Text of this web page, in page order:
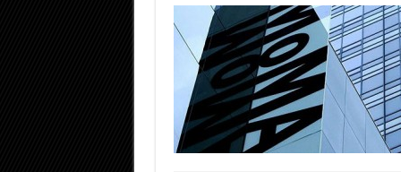
Un après-midi à Saint Germain des
Un après-midi à Saint Germain des Prés